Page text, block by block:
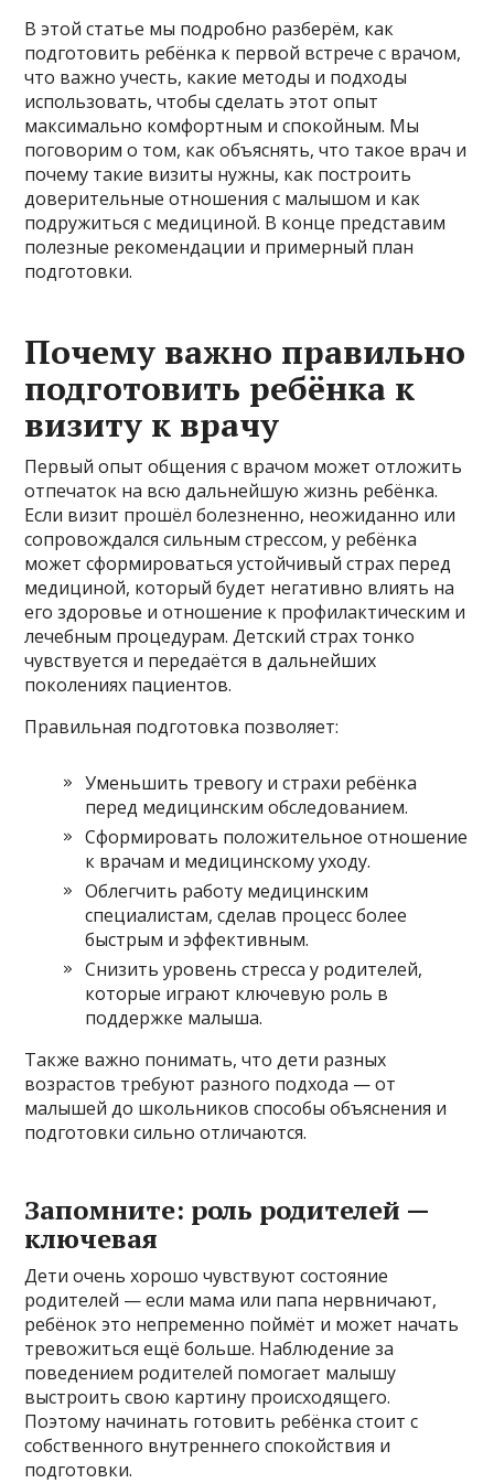
В этой статье мы подробно разберём, как
подготовить ребёнка к первой встрече с врачом,
что важно учесть, какие методы и подходы
использовать, чтобы сделать этот опыт
максимально комфортным и спокойным. Мы
поговорим о том, как объяснять, что такое врач и
почему такие визиты нужны, как построить
доверительные отношения с малышом и как
подружиться с медициной. В конце представим
полезные рекомендации и примерный план
подготовки.
Почему важно правильно
подготовить ребёнка к
визиту к врачу
Первый опыт общения с врачом может отложить
отпечаток на всю дальнейшую жизнь ребёнка.
Если визит прошёл болезненно, неожиданно или
сопровождался сильным стрессом, у ребёнка
может сформироваться устойчивый страх перед
медициной, который будет негативно влиять на
его здоровье и отношение к профилактическим и
лечебным процедурам. Детский страх тонко
чувствуется и передаётся в дальнейших
поколениях пациентов.
Правильная подготовка позволяет:
Уменьшить тревогу и страхи ребёнка
перед медицинским обследованием.
Сформировать положительное отношение
к врачам и медицинскому уходу.
Облегчить работу медицинским
специалистам, сделав процесс более
быстрым и эффективным.
Снизить уровень стресса у родителей,
которые играют ключевую роль в
поддержке малыша.
Также важно понимать, что дети разных
возрастов требуют разного подхода — от
малышей до школьников способы объяснения и
подготовки сильно отличаются.
Запомните: роль родителей —
ключевая
Дети очень хорошо чувствуют состояние
родителей — если мама или папа нервничают,
ребёнок это непременно поймёт и может начать
тревожиться ещё больше. Наблюдение за
поведением родителей помогает малышу
выстроить свою картину происходящего.
Поэтому начинать готовить ребёнка стоит с
собственного внутреннего спокойствия и
подготовки.